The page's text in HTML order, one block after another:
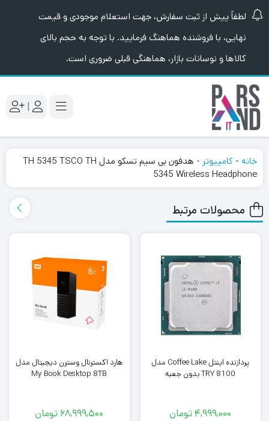
لطفاً پیش از ثبت سفارش، جهت استعلام موجودی و قیمت
نهایی، با فروشنده هماهنگ فرمایید. با توجه به حجم بالای
کالاها و نوسانات بازار، هماهنگی قبلی ضروری است.
|
خانه - کامپیوتر -
هدفون بی سیم تسکو مدل TH 5345 TSCO TH
5345 Wireless Headphone
محصولات مرتبط
پردازنده اینتل Coffee Lake مدل
TRY 8100 بدون جعبه
4,999,000 تومان
هارد اکسترنال وسترن دیجیتال مدل
My Book Desktop 8TB
68,999,500 تومان